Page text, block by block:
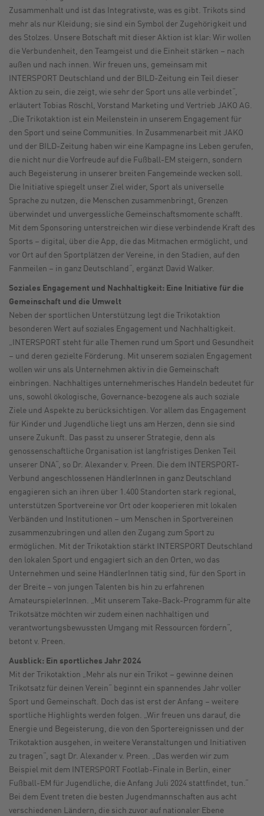
Zusammenhalt und ist das Integrativste, was es gibt. Trikots sind
mehr als nur Kleidung; sie sind ein Symbol der Zugehörigkeit und
des Stolzes. Unsere Botschaft mit dieser Aktion ist klar: Wir wollen
die Verbundenheit, den Teamgeist und die Einheit stärken – nach
außen und nach innen. Wir freuen uns, gemeinsam mit
INTERSPORT Deutschland und der BILD-Zeitung ein Teil dieser
Aktion zu sein, die zeigt, wie sehr der Sport uns alle verbindet“,
erläutert Tobias Röschl, Vorstand Marketing und Vertrieb JAKO AG.
„Die Trikotaktion ist ein Meilenstein in unserem Engagement für
den Sport und seine Communities. In Zusammenarbeit mit JAKO
und der BILD-Zeitung haben wir eine Kampagne ins Leben gerufen,
die nicht nur die Vorfreude auf die Fußball-EM steigern, sondern
auch Begeisterung in unserer breiten Fangemeinde wecken soll.
Die Initiative spiegelt unser Ziel wider, Sport als universelle
Sprache zu nutzen, die Menschen zusammenbringt, Grenzen
überwindet und unvergessliche Gemeinschaftsmomente schafft.
Mit dem Sponsoring unterstreichen wir diese verbindende Kraft des
Sports – digital, über die App, die das Mitmachen ermöglicht, und
vor Ort auf den Sportplätzen der Vereine, in den Stadien, auf den
Fanmeilen – in ganz Deutschland“, ergänzt David Walker.
Soziales Engagement und Nachhaltigkeit: Eine Initiative für die
Gemeinschaft und die Umwelt
Neben der sportlichen Unterstützung legt die Trikotaktion
besonderen Wert auf soziales Engagement und Nachhaltigkeit.
„INTERSPORT steht für alle Themen rund um Sport und Gesundheit
– und deren gezielte Förderung. Mit unserem sozialen Engagement
wollen wir uns als Unternehmen aktiv in die Gemeinschaft
einbringen. Nachhaltiges unternehmerisches Handeln bedeutet für
uns, sowohl ökologische, Governance-bezogene als auch soziale
Ziele und Aspekte zu berücksichtigen. Vor allem das Engagement
für Kinder und Jugendliche liegt uns am Herzen, denn sie sind
unsere Zukunft. Das passt zu unserer Strategie, denn als
genossenschaftliche Organisation ist langfristiges Denken Teil
unserer DNA“, so Dr. Alexander v. Preen. Die dem INTERSPORT-
Verbund angeschlossenen HändlerInnen in ganz Deutschland
engagieren sich an ihren über 1.400 Standorten stark regional,
unterstützen Sportvereine vor Ort oder kooperieren mit lokalen
Verbänden und Institutionen – um Menschen in Sportvereinen
zusammenzubringen und allen den Zugang zum Sport zu
ermöglichen. Mit der Trikotaktion stärkt INTERSPORT Deutschland
den lokalen Sport und engagiert sich an den Orten, wo das
Unternehmen und seine HändlerInnen tätig sind, für den Sport in
der Breite – von jungen Talenten bis hin zu erfahrenen
AmateurspielerInnen. „Mit unserem Take-Back-Programm für alte
Trikotsätze möchten wir zudem einen nachhaltigen und
verantwortungsbewussten Umgang mit Ressourcen fördern“,
betont v. Preen.
Ausblick: Ein sportliches Jahr 2024
Mit der Trikotaktion „Mehr als nur ein Trikot – gewinne deinen
Trikotsatz für deinen Verein“ beginnt ein spannendes Jahr voller
Sport und Gemeinschaft. Doch das ist erst der Anfang – weitere
sportliche Highlights werden folgen. „Wir freuen uns darauf, die
Energie und Begeisterung, die von den Sportereignissen und der
Trikotaktion ausgehen, in weitere Veranstaltungen und Initiativen
zu tragen“, sagt Dr. Alexander v. Preen. „Das werden wir zum
Beispiel mit dem INTERSPORT Footlab-Finale in Berlin, einer
Fußball-EM für Jugendliche, die Anfang Juli 2024 stattfindet, tun.“
Bei dem Event treten die besten Jugendmannschaften aus acht
verschiedenen Ländern, die sich zuvor auf nationaler Ebene